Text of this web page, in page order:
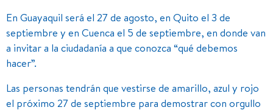
En Guayaquil será el 27 de agosto, en Quito el 3 de
septiembre y en Cuenca el 5 de septiembre, en donde van
a invitar a la ciudadanía a que conozca “qué debemos
hacer”.
Las personas tendrán que vestirse de amarillo, azul y rojo
el próximo 27 de septiembre para demostrar con orgullo